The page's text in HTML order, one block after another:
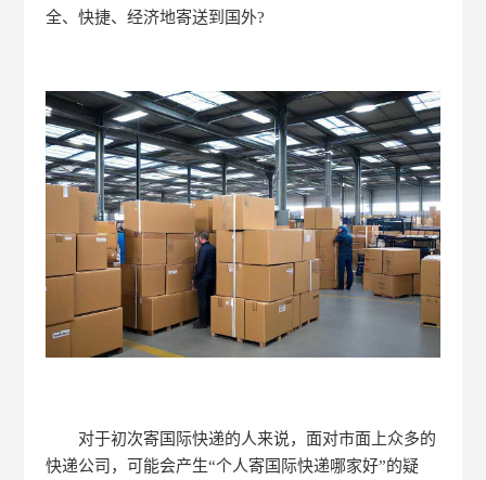
全、快捷、经济地寄送到国外?
对于初次寄国际快递的人来说，面对市面上众多的
快递公司，可能会产生“个人寄国际快递哪家好”的疑